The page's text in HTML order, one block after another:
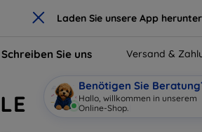
× Laden Sie unsere App herunter
Schreiben Sie uns Versand &
Benötigen Sie
Hallo, willkommen in unserem
Online-Shop.